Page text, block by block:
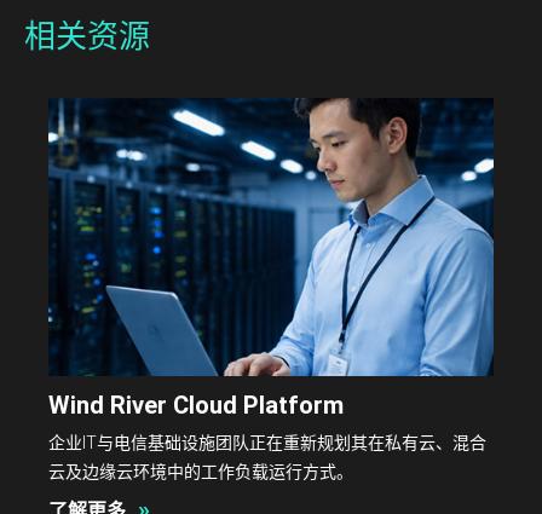
相关资源
Wind River Cloud Platform
企业IT与电信基础设施团队正在重新规划其在私有云、混合
云及边缘云环境中的工作负载运行方式。